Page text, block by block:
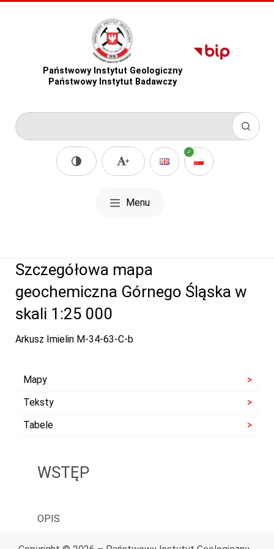
Państwowy Instytut Geologiczny
Państwowy Instytut Badawczy
Menu
Szczegółowa mapa
geochemiczna Górnego Śląska w
skali 1:25 000
Arkusz Imielin M-34-63-C-b
Mapy
Teksty
Tabele
WSTĘP
OPIS